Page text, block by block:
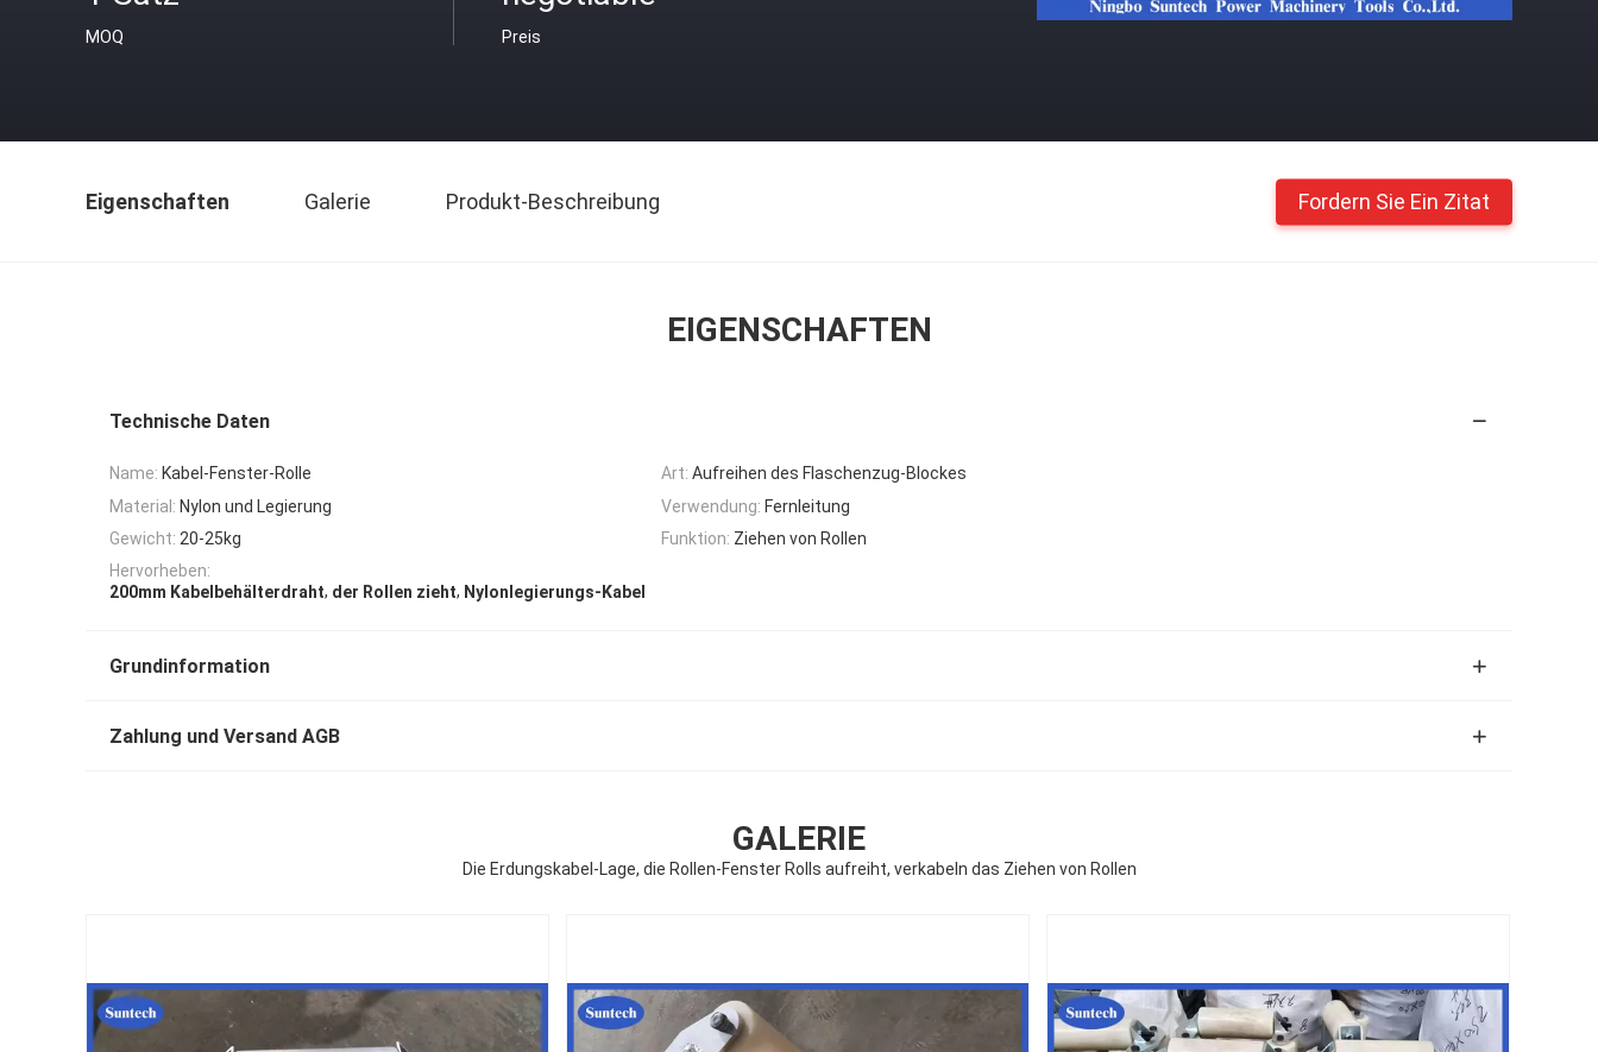
MOQ Preis
Eigenschaften Galerie Produkt-Beschreibung Fordern Sie Ein Zitat
EIGENSCHAFTEN
Technische Daten
Name: Kabel-Fenster-Rolle Art: Aufreihen des Flaschenzug-Blockes
Material: Nylon und Legierung Verwendung: Fernleitung
Gewicht: 20-25kg Funktion: Ziehen von Rollen
Hervorheben:
200mm Kabelbehälterdraht, der Rollen zieht, Nylonlegierungs-Kabel
Grundinformation
Zahlung und Versand AGB
GALERIE
Die Erdungskabel-Lage, die Rollen-Fenster Rolls aufreiht, verkabeln das Ziehen von Rollen